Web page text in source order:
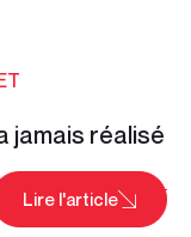
jamais réalisé
Lire l'article